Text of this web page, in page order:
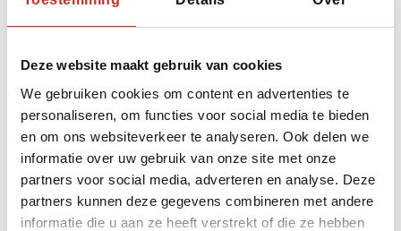
Deze website maakt gebruik van cookies
We gebruiken cookies om content en advertenties te
personaliseren, om functies voor social media te bieden
en om ons websiteverkeer te analyseren. Ook delen we
informatie over uw gebruik van onze site met onze
partners voor social media, adverteren en analyse. Deze
partners kunnen deze gegevens combineren met andere
informatie die u aan ze heeft verstrekt of die ze hebben
direct en proeft het naar een soort van
leuke avond hadden we zeker! Wat een
bijzondere manier om zo kennis te maken met
dit fijne gezelschap en om meer te horen over
de ervaring om hier in Yazd te wonen, als lokale
inwoner maar ook als expat. Wat een heerlijke
avond hebben we gehad!"